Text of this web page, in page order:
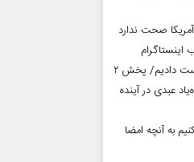
صحت ندارد
هنرمند منحصر‌به‌فردی را از دست دادیم/ پخش ۲
عبدی در آینده
به آنچه امضا